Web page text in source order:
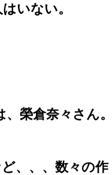
いない。
榮倉奈々さん。
、、、数々の作